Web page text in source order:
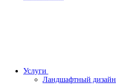
Услуги
Ландшафтный дизайн